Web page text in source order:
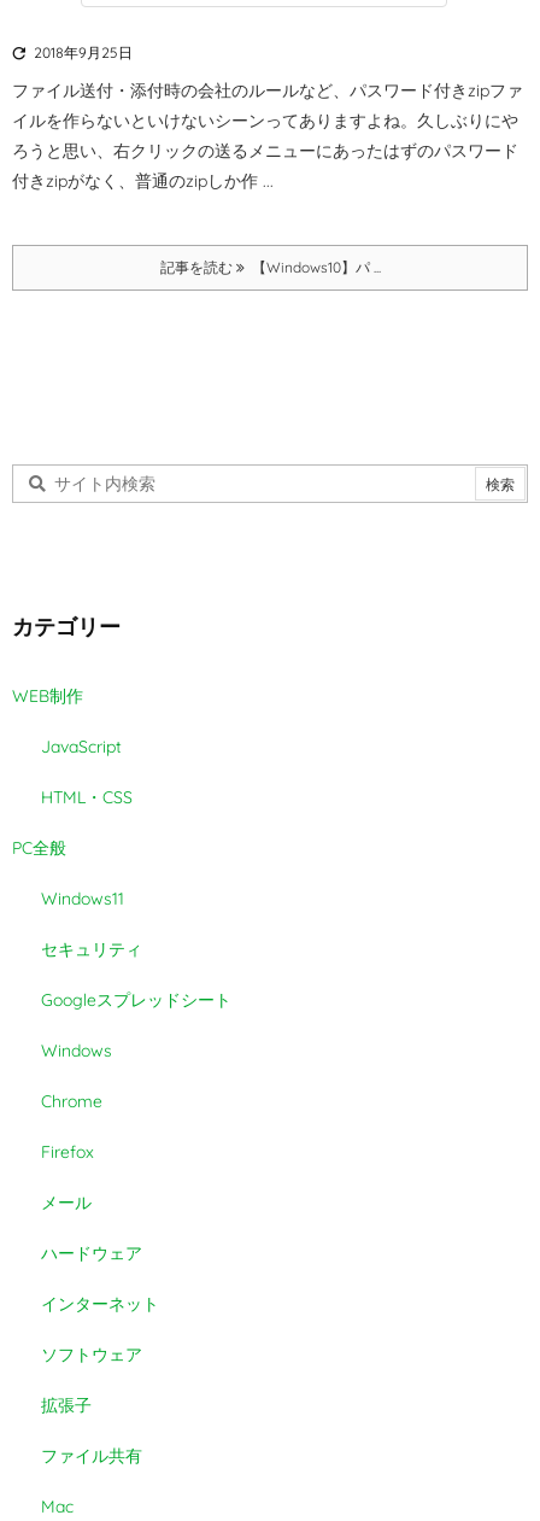
 2018年9月25日
ファイル送付・添付時の会社のルールなど、パスワード付きzipファ
イルを作らないといけないシーンってありますよね。 久しぶりにや
ろうと思い、右クリックの送るメニューにあったはずのパスワード
付きzipがなく、普通のzipしか作 ...
記事を読む 【Windows10】パ ...
カテゴリー
WEB制作
JavaScript
HTML・CSS
PC全般
Windows11
セキュリティ
Googleスプレッドシート
Windows
Chrome
Firefox
メール
ハードウェア
インターネット
ソフトウェア
拡張子
ファイル共有
Mac